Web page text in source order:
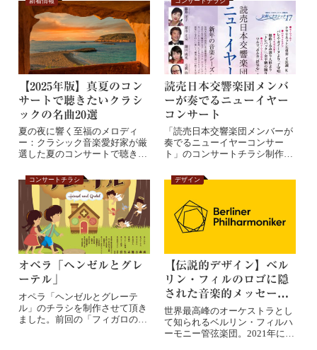
【2025年版】真夏のコン
サートで聴きたいクラシ
ックの名曲20選
夏の夜に響く至福のメロディ
ー：クラシック音楽愛好家が厳
選した夏のコンサートで聴きた
読売日本交響楽団メンバ
ーが奏でるニューイヤー
コンサート
「読売日本交響楽団メンバーが
奏でるニューイヤーコンサー
ト」のコンサートチラシ制作を
コンサートチラシ
オペラ「ヘンゼルとグレ
ーテル」
オペラ「ヘンゼルとグレーテ
ル」のチラシを制作させて頂き
ました。前回の「フィガロの結
デザイン
【伝説的デザイン】ベル
リン・フィルのロゴに隠
された音楽的メッセージ
とは？世界最高峰オーケ
ストラの視覚的アイデン
ティティ革新の全貌
世界最高峰のオーケストラとし
て知られるベルリン・フィルハ
ーモニー管弦楽団。2021年に刷